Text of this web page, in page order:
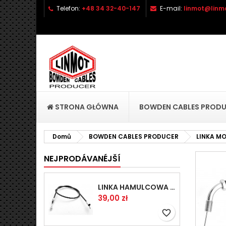
Telefon: +48 34 32-40-147 E-mail:
STRONA GŁÓWNA BOWDEN CABLES
Domů BOWDEN CABLES PRODUCER LINKA
NEJPRODÁVANÉJŠÍ
LINKA HAMULCOWA PRZYCZEPY KNOTT 1440/1230 33921-1.14
Cena
39,00 zł
favorite_border